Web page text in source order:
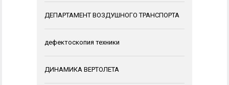
ДЕПАРТАМЕНТ ВОЗДУШНОГО ТРАНСПОРТА
дефектоскопия техники
ДИНАМИКА ВЕРТОЛЕТА